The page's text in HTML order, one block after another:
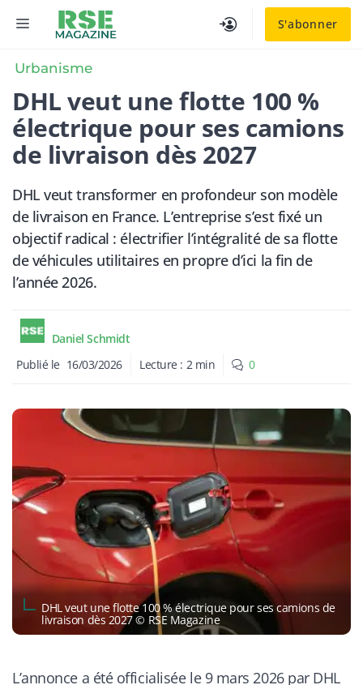
S'abonner
MENU
Urbanisme
DHL veut une flotte 100 %
électrique pour ses camions
de livraison dès 2027
DHL veut transformer en profondeur son modèle
de livraison en France. L’entreprise s’est fixé un
objectif radical : électrifier l’intégralité de sa flotte
de véhicules utilitaires en propre d’ici la fin de
l’année 2026.
Daniel Schmidt
Publié le 16/03/2026 Lecture : 2 min 0
DHL veut une flotte 100 % électrique pour ses camions de
livraison dès 2027 © RSE Magazine
L’annonce a été officialisée le 9 mars 2026 par DHL